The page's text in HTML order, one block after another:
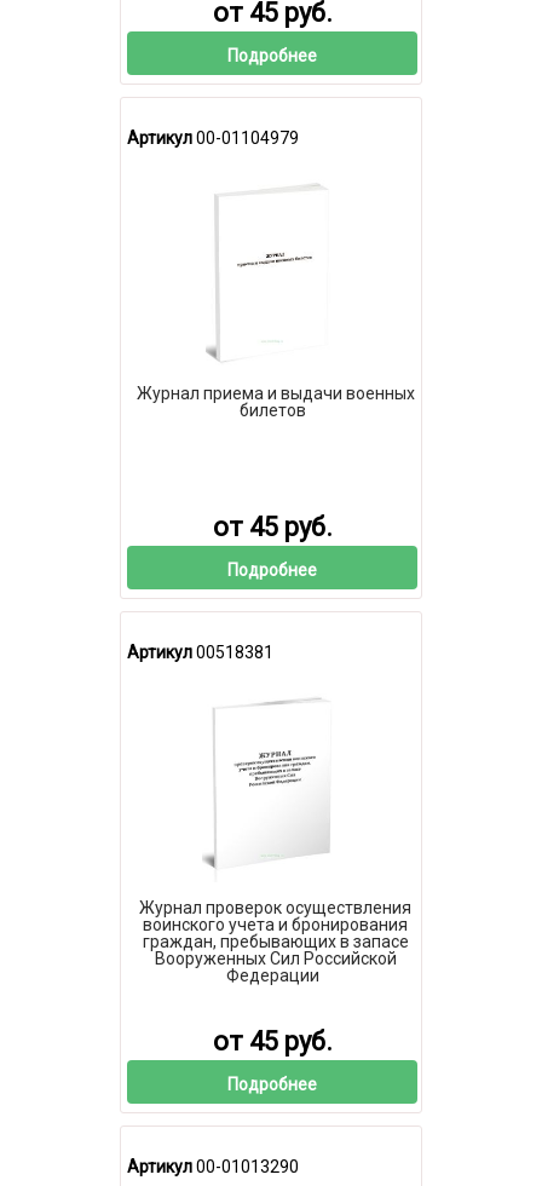
от 45 руб.
Подробнее
Артикул00-01104979
Журнал приема и выдачи военных
билетов
от 45 руб.
Подробнее
Артикул00518381
Журнал проверок осуществления
воинского учета и бронирования
граждан, пребывающих в запасе
Вооруженных Сил Российской
Федерации
от 45 руб.
Подробнее
Артикул00-01013290